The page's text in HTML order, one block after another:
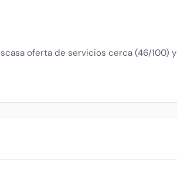
oferta de servicios cerca (46/100) y